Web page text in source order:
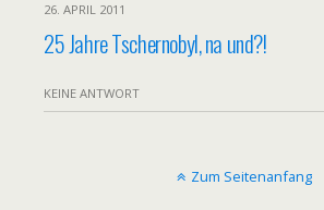
26. APRIL 2011
25 Jahre Tschernobyl, na und?!
KEINE ANTWORT
Zum Seitenanfang